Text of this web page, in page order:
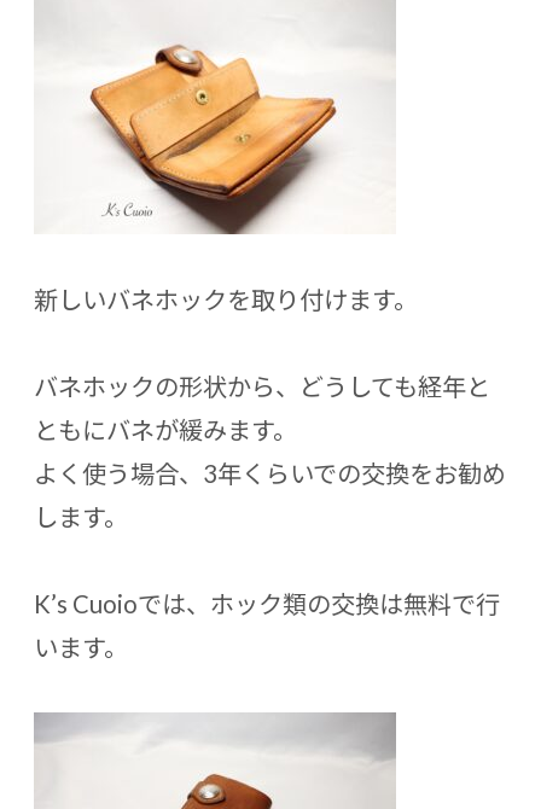
新しいバネホックを取り付けます。
バネホックの形状から、どうしても経年と
ともにバネが緩みます。
よく使う場合、3年くらいでの交換をお勧め
します。
K’s Cuoioでは、ホック類の交換は無料で行
います。